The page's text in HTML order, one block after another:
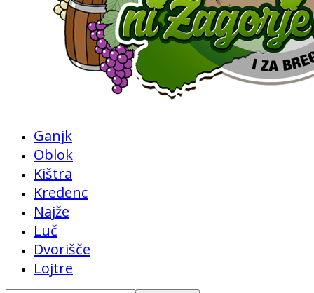
Ganjk
Oblok
Kištra
Kredenc
Najže
Luč
Dvorišče
Lojtre